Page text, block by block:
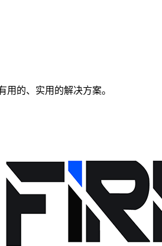
用的、实用的解决方案。